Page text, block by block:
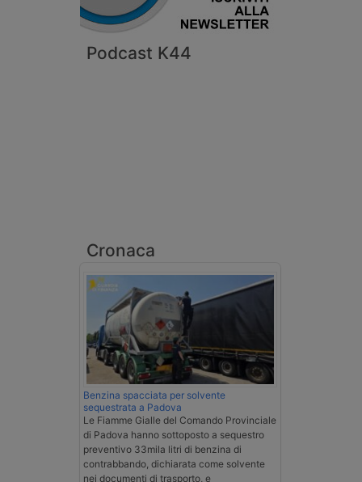
Podcast K44
Cronaca
Benzina spacciata per solvente
sequestrata a Padova
Le Fiamme Gialle del Comando Provinciale
di Padova hanno sottoposto a sequestro
preventivo 33mila litri di benzina di
contrabbando, dichiarata come solvente
nei documenti di trasporto, e